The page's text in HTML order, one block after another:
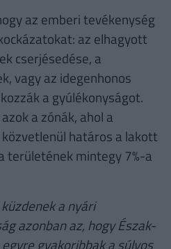
az emberi tevékenység
az elhagyott
cserjésedése, a
vagy az idegenhonos
a gyúlékonyságot.
a zónák, ahol a
határos a lakott
területének mintegy 7%-a
a nyári
azonban az, hogy Észak-
gyakoribbak a súlyos